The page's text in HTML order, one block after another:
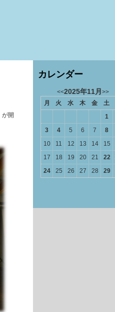
開
カレンダー
<<2025年11月 >>
月
火 水 木 金 土
1
3
4 5 6 7 8
10
11 12 13 14 15
17
18 19 20 21 22
24
25 26 27 28 29